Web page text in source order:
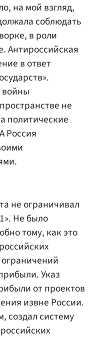
на мой взгляд,
соблюдать
в роли
Антироссийская
в ответ
войны
не
политические
Россия
не ограничивал
Не было
тому, как это
Указ
от проектов
извне России.
создал систему